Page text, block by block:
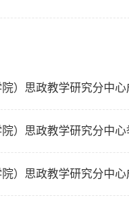
）思政教学研究分中
）思政教学研究分中